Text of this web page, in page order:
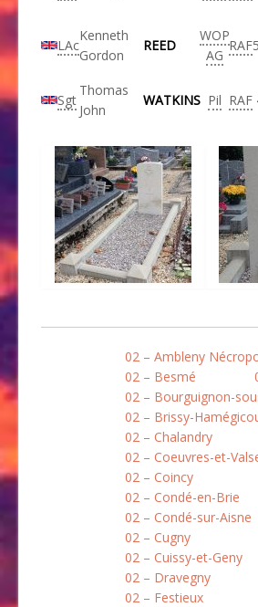
LAc
Kenneth
Gordon
REED
WOP
AG
RAF
Sgt
Thomas
John
WATKINS Pil RAF
02 – Ambleny
02 – Besmé
02 – Bourguignon-
02 – Brissy-
02 – Chalandry
02 – Coeuvres-et-
02 – Coincy
02 – Condé-en-Brie
02 – Condé-sur-Aisne
02 – Cugny
02 – Cuissy-et-Geny
02 – Dravegny
02 – Festieux